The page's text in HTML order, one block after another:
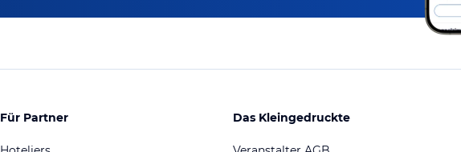
Für Partner Das Kleingedruckte